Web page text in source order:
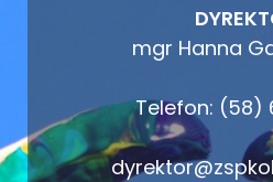
mgr Hanna
Telefon: (58)